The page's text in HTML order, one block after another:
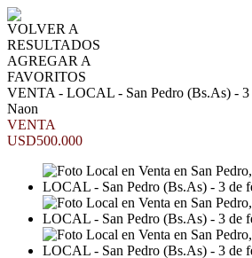
VOLVER A
RESULTADOS
AGREGAR A
FAVORITOS
VENTA - LOCAL - San Pedro (Bs.As) - 3
Naon
VENTA
USD500.000